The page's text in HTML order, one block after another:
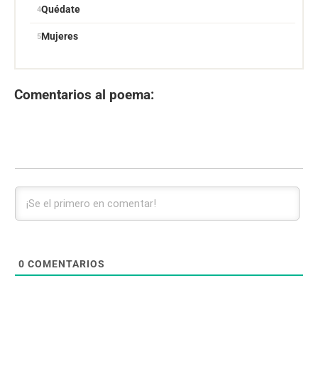
Quédate
Mujeres
Comentarios al poema:
0 COMENTARIOS